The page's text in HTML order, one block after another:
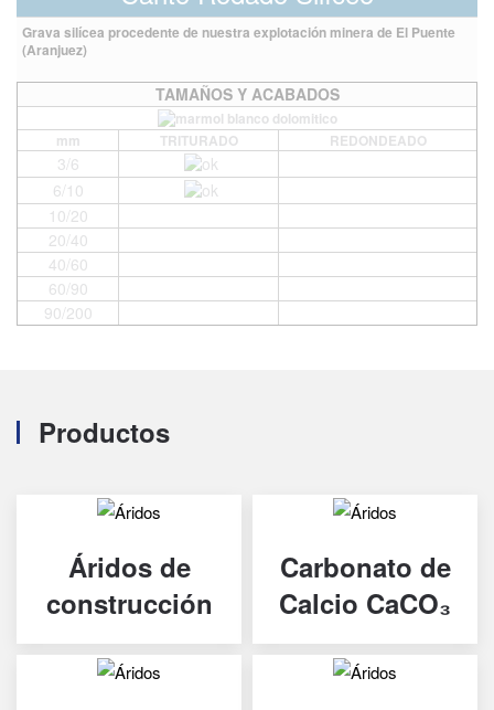
Grava silícea procedente de nuestra explotación minera de El Puente
(Aranjuez)
TAMAÑOS Y ACABADOS
mm TRITURADO REDONDEADO
3/6
6/10
10/20
20/40
40/60
60/90
90/200
Productos
Áridos de
construcción
Carbonato de
Calcio CaCO₃